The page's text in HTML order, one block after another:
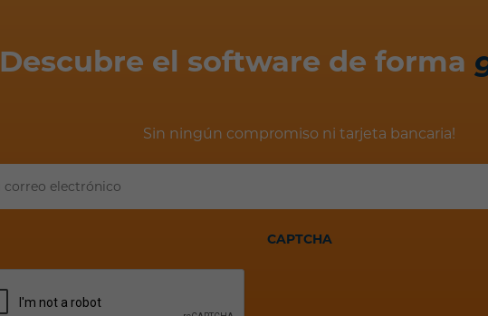
Descubre el software de forma
Sin ningún compromiso ni tarjeta bancaria!
CAPTCHA